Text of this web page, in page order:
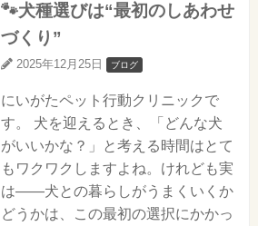
🐾犬種選びは“最初のしあわせ
づくり”
2025年12月25日 ブログ
にいがたペット行動クリニックで
す。 犬を迎えるとき、「どんな犬
がいいかな？」と考える時間はとて
もワクワクしますよね。けれども実
は——犬との暮らしがうまくいくか
どうかは、この最初の選択にかかっ